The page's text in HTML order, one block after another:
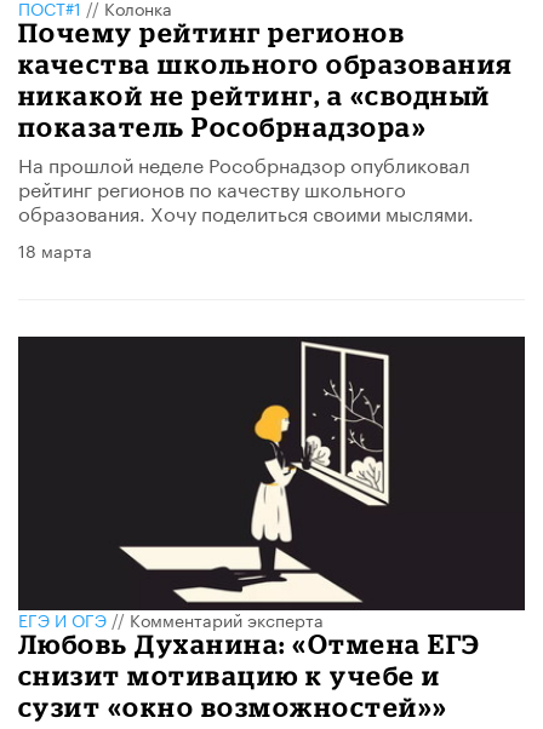
ПОСТ#1//Колонка
Почему рейтинг регионов
качества школьного образования
никакой не рейтинг, а «сводный
показатель Рособрнадзора»
На прошлой неделе Рособрнадзор опубликовал
рейтинг регионов по качеству школьного
образования. Хочу поделиться своими мыслями.
18 марта
ЕГЭ И ОГЭ//Комментарий эксперта
Любовь Духанина: «Отмена ЕГЭ
снизит мотивацию к учебе и
сузит «окно возможностей»»